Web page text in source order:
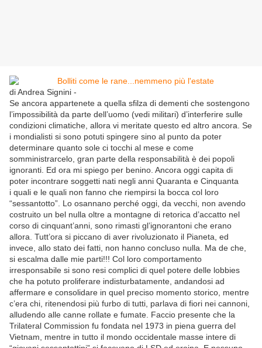
di Andrea Signini -
Se ancora appartenete a quella sfilza di dementi che sostengono
l’impossibilità da parte dell’uomo (vedi militari) d’interferire sulle
condizioni climatiche, allora vi meritate questo ed altro ancora. Se
i mondialisti si sono potuti spingere sino al punto da poter
determinare quanto sole ci tocchi al mese e come
somministrarcelo, gran parte della responsabilità è dei popoli
ignoranti. Ed ora mi spiego per benino. Ancora oggi capita di
poter incontrare soggetti nati negli anni Quaranta e Cinquanta
i quali e le quali non fanno che riempirsi la bocca col loro
“sessantotto”. Lo osannano perché oggi, da vecchi, non avendo
costruito un bel nulla oltre a montagne di retorica d’accatto nel
corso di cinquant’anni, sono rimasti gl’ignorantoni che erano
allora. Tutt’ora si piccano di aver rivoluzionato il Pianeta, ed
invece, allo stato dei fatti, non hanno concluso nulla. Ma de che,
si escalma dalle mie parti!!! Col loro comportamento
irresponsabile si sono resi complici di quel potere delle lobbies
che ha potuto proliferare indisturbatamente, andandosi ad
affermare e consolidare in quel preciso momento storico, mentre
c’era chi, ritenendosi più furbo di tutti, parlava di fiori nei cannoni,
alludendo alle canne rollate e fumate. Faccio presente che la
Trilateral Commission fu fondata nel 1973 in piena guerra del
Vietnam, mentre in tutto il mondo occidentale masse intere di